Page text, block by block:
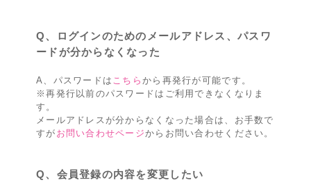
Q、ログインのためのメールアドレス、パスワ
ードが分からなくなった
A、パスワードは こちらから再発行が可能です。
※再発行以前のパスワードはご利用できなくなりま
す。
メールアドレスが分からなくなった場合は、お手数で
すが お問い合わせページからお問い合わせください。
Q、会員登録の内容を変更したい